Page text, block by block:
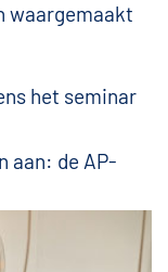
waargemaakt
het seminar
aan: de AP-